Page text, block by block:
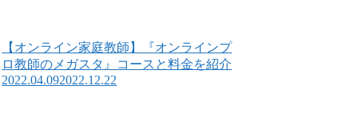
【オンライン家庭教師】『オンラインプ
ロ教師のメガスタ』コースと料金を紹介
2022.04.092022.12.22